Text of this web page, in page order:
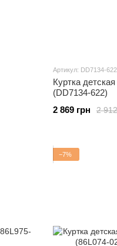
Артикул: DD7134-622
Куртка
(DD7134-622)
2
2 869 грн
−7%